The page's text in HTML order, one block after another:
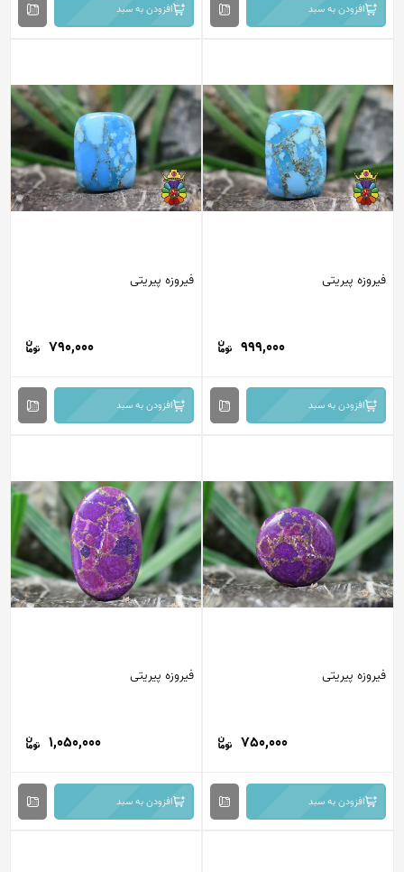
افزودن به سبد افزودن به سبد
فیروزه پیریتی
999,000
افزودن به سبد
فیروزه پیریتی
790,000
افزودن به سبد
فیروزه پیریتی
750,000
افزودن به سبد
فیروزه پیریتی
1,050,000
افزودن به سبد